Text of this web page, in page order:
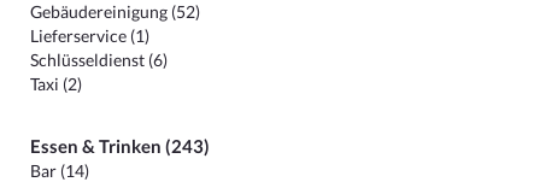
Gebäudereinigung (52)
Lieferservice (1)
Schlüsseldienst (6)
Taxi (2)
Essen & Trinken (243)
Bar (14)